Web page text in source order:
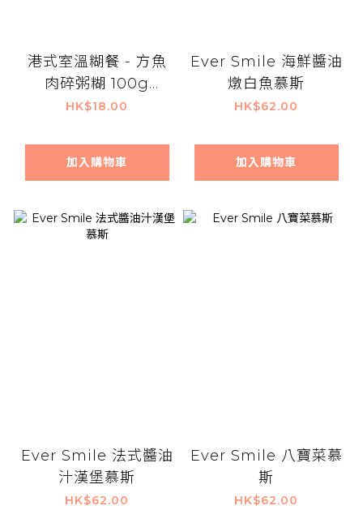
港式室溫糊餐 - 方魚
肉碎粥糊 100g
(IDDSI Lv 4)
HK$18.00
加入購物車
Ever Smile 海鮮醬油
燉白魚慕斯
HK$62.00
加入購物車
Ever Smile 法式醬油
汁漢堡慕斯
HK$62.00
Ever Smile 八寶菜慕
斯
HK$62.00